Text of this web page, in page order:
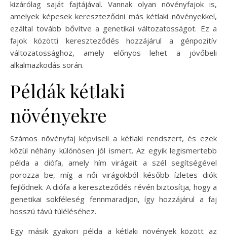
kizárólag saját fajtájával. Vannak olyan növényfajok is,
amelyek képesek kereszteződni más kétlaki növényekkel,
ezáltal tovább bővítve a genetikai változatosságot. Ez a
fajok közötti kereszteződés hozzájárul a génpozitív
változatossághoz, amely előnyös lehet a jövőbeli
alkalmazkodás során.
Példák kétlaki
növényekre
Számos növényfaj képviseli a kétlaki rendszert, és ezek
közül néhány különösen jól ismert. Az egyik legismertebb
példa a diófa, amely hím virágait a szél segítségével
porozza be, míg a női virágokból később ízletes diók
fejlődnek. A diófa a kereszteződés révén biztosítja, hogy a
genetikai sokféleség fennmaradjon, így hozzájárul a faj
hosszú távú túléléséhez.
Egy másik gyakori példa a kétlaki növények között az